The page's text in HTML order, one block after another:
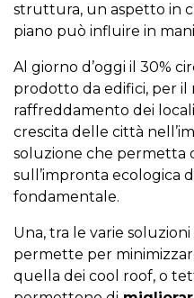
struttura, un aspetto in
piano può influire in
Al giorno d’oggi il 30%
prodotto da edifici, per il
raffreddamento dei locali
crescita delle città
soluzione che permetta
sull’impronta ecologica
fondamentale.
Una, tra le varie
permette per
quella dei cool roof, o